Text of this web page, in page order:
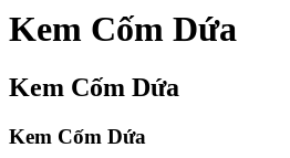
Kem Cốm Dứa
Kem Cốm Dứa
Kem Cốm Dứa